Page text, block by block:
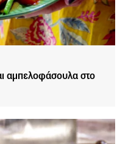
αμπελοφάσουλα στο